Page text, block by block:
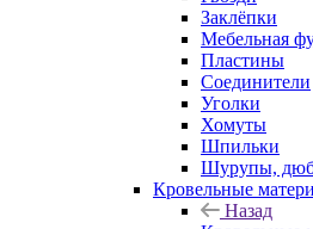
Заклёпки
Мебельная
Пластины
Соединители
Уголки
Хомуты
Шпильки
Шурупы,
Кровельные
Назад